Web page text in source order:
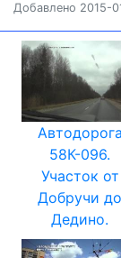
Добавлено 2015-
Автодорога
58К-096.
Участок от
Добручи до
Дедино.